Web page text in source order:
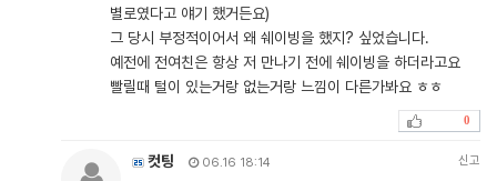
별로였다고 얘기 했거든요)
그 당시 부정적이어서 왜 쉐이빙을 했지? 싶었습니다.
예전에 전여친은 항상 저 만나기 전에 쉐이빙을 하더라고요
빨릴때 털이 있는거랑 없는거랑 느낌이 다른가봐요 ㅎㅎ
0
컷팅 06.16 18:14 신고